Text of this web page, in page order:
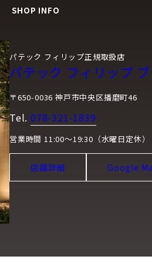
SHOP INFO
パテック フィリップ正規取扱店
パテック フィリップ
〒650-0036 神戸市中央区播磨町46
Tel. 078-321-1839
営業時間 11:00～19:30（水曜日定休）
店舗詳細 Google